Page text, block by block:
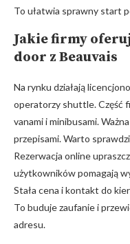
To ułatwia sprawny start
Jakie firmy
door z Beauvais
Na rynku działają
operatorzy shuttle. Część
vanami i minibusami.
przepisami. Warto
Rezerwacja online
użytkowników pomagają
Stała cena i kontakt do
To buduje zaufanie i
adresu.